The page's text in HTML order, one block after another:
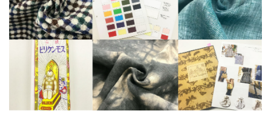
サスティナビリティ
よくあるご質問
お知らせ